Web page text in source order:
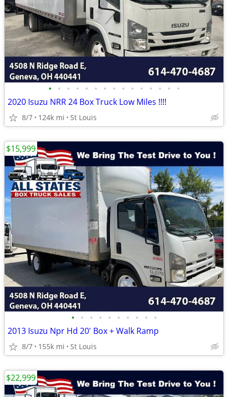
• • • • • • • • • • • • • • •
2020 Isuzu NRR 24 Box Truck Low Miles !!!!
8/7 124k mi St Louis
• • • • • • • • • •
2013 Isuzu Npr Hd 20' Box + Walk Ramp
8/7 155k mi St Louis
$15,999
$22,999